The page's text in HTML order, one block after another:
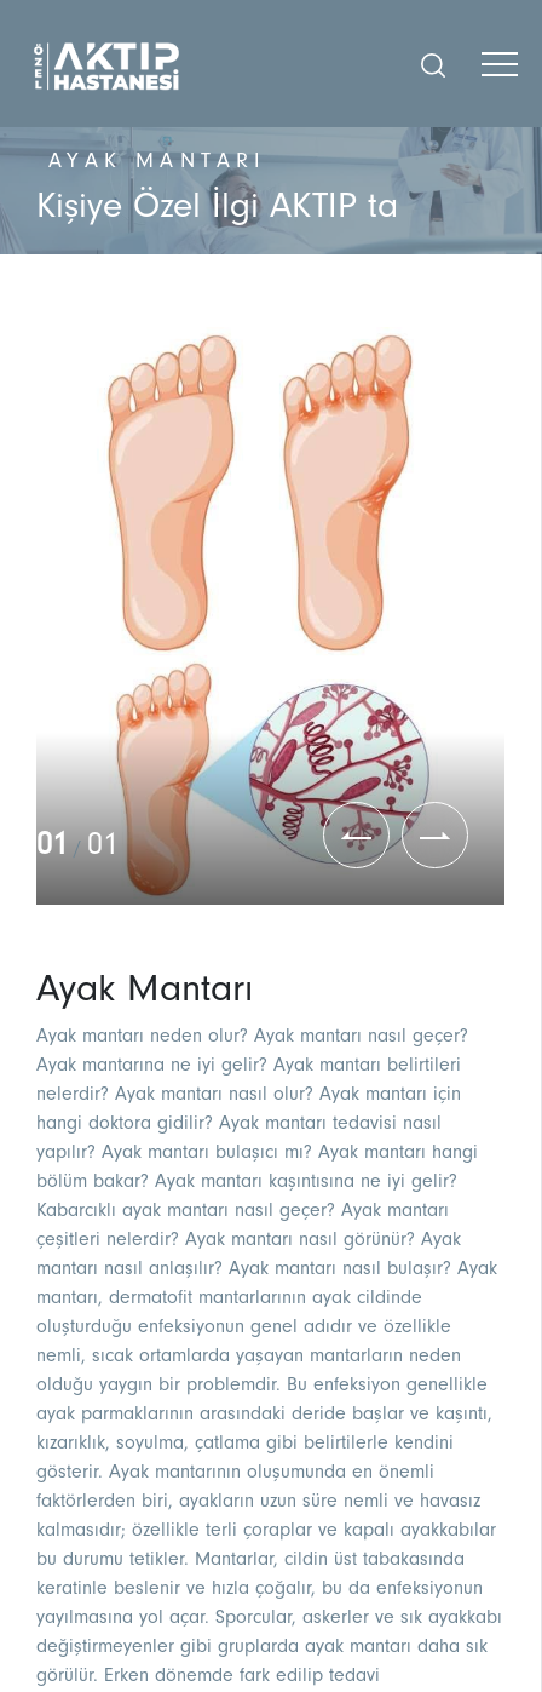
AYAK MANTARI
Kişiye Özel İlgi AKTIP ta
01 / 01
Ayak Mantarı
Ayak mantarı neden olur? Ayak mantarı nasıl geçer?
Ayak mantarına ne iyi gelir? Ayak mantarı belirtileri
nelerdir? Ayak mantarı nasıl olur? Ayak mantarı için
hangi doktora gidilir? Ayak mantarı tedavisi nasıl
yapılır? Ayak mantarı bulaşıcı mı? Ayak mantarı hangi
bölüm bakar? Ayak mantarı kaşıntısına ne iyi gelir?
Kabarcıklı ayak mantarı nasıl geçer? Ayak mantarı
çeşitleri nelerdir? Ayak mantarı nasıl görünür? Ayak
mantarı nasıl anlaşılır? Ayak mantarı nasıl bulaşır? Ayak
mantarı, dermatofit mantarlarının ayak cildinde
oluşturduğu enfeksiyonun genel adıdır ve özellikle
nemli, sıcak ortamlarda yaşayan mantarların neden
olduğu yaygın bir problemdir. Bu enfeksiyon genellikle
ayak parmaklarının arasındaki deride başlar ve kaşıntı,
kızarıklık, soyulma, çatlama gibi belirtilerle kendini
gösterir. Ayak mantarının oluşumunda en önemli
faktörlerden biri, ayakların uzun süre nemli ve havasız
kalmasıdır; özellikle terli çoraplar ve kapalı ayakkabılar
bu durumu tetikler. Mantarlar, cildin üst tabakasında
keratinle beslenir ve hızla çoğalır, bu da enfeksiyonun
yayılmasına yol açar. Sporcular, askerler ve sık ayakkabı
değiştirmeyenler gibi gruplarda ayak mantarı daha sık
görülür. Erken dönemde fark edilip tedavi